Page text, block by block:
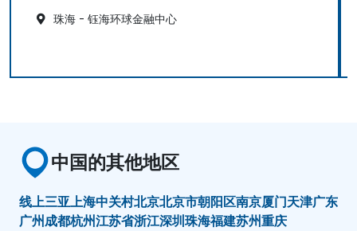
珠海 - 钰海环球金融中心
中国的其他地区
线上三亚上海中关村北京北京市朝阳区南京厦门天津广东
广州成都杭州江苏省浙江深圳珠海福建苏州重庆